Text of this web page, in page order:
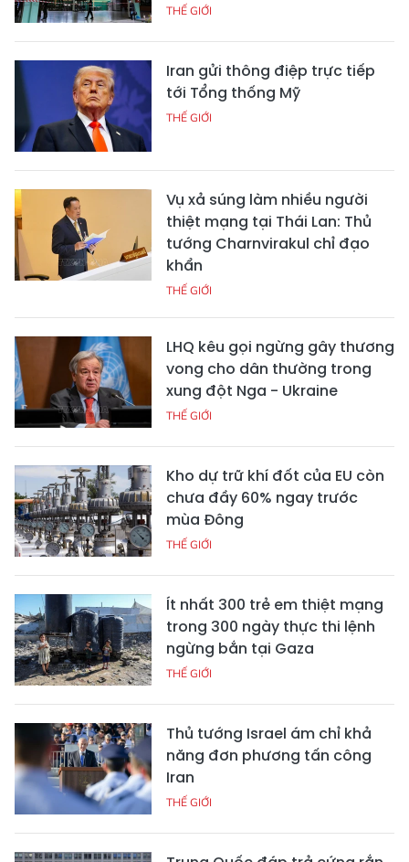
THẾ GIỚI
Iran gửi thông điệp trực tiếp
tới Tổng thống Mỹ
THẾ GIỚI
Vụ xả súng làm nhiều người
thiệt mạng tại Thái Lan: Thủ
tướng Charnvirakul chỉ đạo
khẩn
THẾ GIỚI
LHQ kêu gọi ngừng gây thương
vong cho dân thường trong
xung đột Nga - Ukraine
THẾ GIỚI
Kho dự trữ khí đốt của EU còn
chưa đầy 60% ngay trước
mùa Đông
THẾ GIỚI
Ít nhất 300 trẻ em thiệt mạng
trong 300 ngày thực thi lệnh
ngừng bắn tại Gaza
THẾ GIỚI
Thủ tướng Israel ám chỉ khả
năng đơn phương tấn công
Iran
THẾ GIỚI